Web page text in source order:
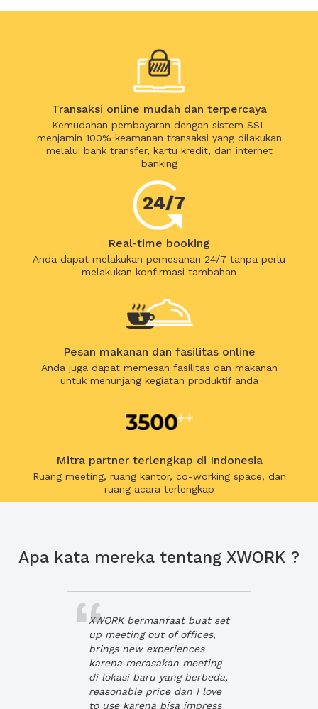
Transaksi online mudah dan terpercaya
Kemudahan pembayaran dengan sistem SSL
menjamin 100% keamanan transaksi yang dilakukan
melalui bank transfer, kartu kredit, dan internet
banking
Real-time booking
Anda dapat melakukan pemesanan 24/7 tanpa perlu
melakukan konfirmasi tambahan
Pesan makanan dan fasilitas online
Anda juga dapat memesan fasilitas dan makanan
untuk menunjang kegiatan produktif anda
Mitra partner terlengkap di Indonesia
Ruang meeting, ruang kantor, co-working space, dan
ruang acara terlengkap
Apa kata mereka tentang XWORK ?
XWORK bermanfaat buat set
up meeting out of offices,
brings new experiences
karena merasakan meeting
di lokasi baru yang berbeda,
reasonable price dan I love
to use karena bisa impress